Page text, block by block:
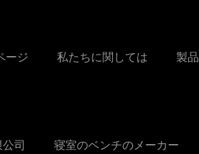
ージ 私たちに関しては 製品
司 寝室のベンチのメーカー